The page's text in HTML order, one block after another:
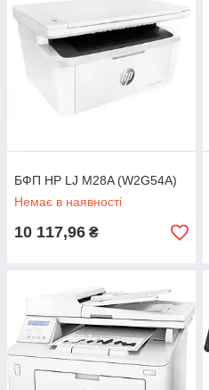
БФП HP LJ M28A (W2G54A)
Немає в наявності
10 117,96 ₴